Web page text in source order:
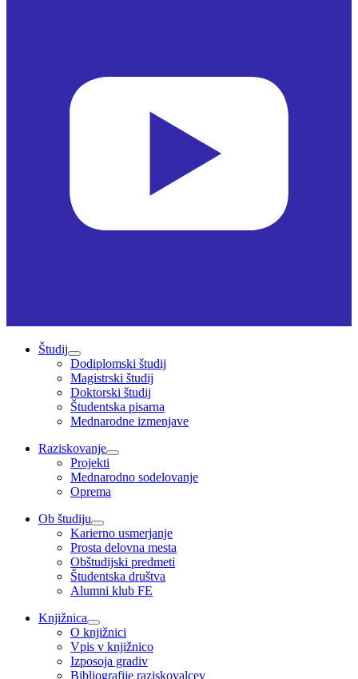
Študij
Dodiplomski študij
Magistrski študij
Doktorski študij
Študentska pisarna
Mednarodne izmenjave
Raziskovanje
Projekti
Mednarodno sodelovanje
Oprema
Ob študiju
Karierno usmerjanje
Prosta delovna mesta
Obštudijski predmeti
Študentska društva
Alumni klub FE
Knjižnica
O knjižnici
Vpis v knjižnico
Izposoja gradiv
Bibliografije raziskovalcev